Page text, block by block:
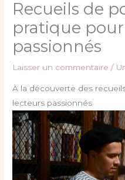
Recueils de
pratique
passionnés
Laisser un commentaire /
À la découverte des
lecteurs passionnés